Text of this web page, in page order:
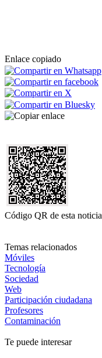
Enlace copiado
Código QR de esta noticia
Temas relacionados
Móviles
Tecnología
Sociedad
Web
Participación ciudadana
Profesores
Contaminación
Te puede interesar